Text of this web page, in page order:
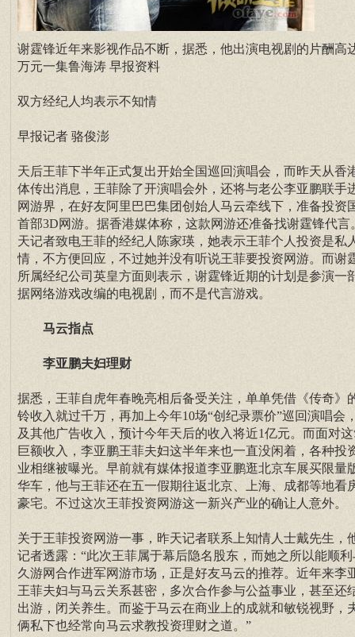
谢霆锋近年来影视作品不断，据悉，他出演电视剧的片酬高
万元一集鲁海涛 早报资料
双方经纪人均表示不知情
早报记者 骆俊澎
天后王菲下半年正式复出开始全国巡回演唱会，而昨天从香
体传出消息，王菲除了开演唱会外，还将与老公李亚鹏联手
网游界，在好友阿里巴巴集团创始人马云牵线下，准备投资
首部3D网游。据香港媒体称，这款网游还准备找谢霆锋代言
天记者致电王菲的经纪人陈家瑛，她表示王菲个人投资是私
情，不方便回应，不过她并没有听说王菲要投资网游。而谢
所属经纪公司英皇方面则表示，谢霆锋近期的计划是参演一
据网络游戏改编的电视剧，而不是代言游戏。
马云指点
李亚鹏夫妇理财
据悉，王菲自虎年春晚亮相后备受关注，单单凭借《传奇》
铃收入就过千万，再加上今年10场“创纪录票价”巡回演唱会
及其他广告收入，预计今年天后的收入将近1亿元。而面对
巨额收入，李亚鹏王菲夫妇这半年来也一直没闲着，各种投
业相继被曝光。早前就有媒体报道李亚鹏逛北京车展买限量
华车，他与王菲还在五一假期往返北京、上海、成都等地看
豪宅。不过这次王菲投资网游这一新兴产业的确让人意外。
关于王菲投资网游一事，昨天记者联系上知情人士戴先生，
记者透露：“此次王菲属于幕后隐名股东，而她之所以能顺利
久游网合作进军网游市场，正是好友马云的推荐。近年来李
王菲夫妇与马云关系甚密，多次合作参与公益事业，甚至还
出游，闭关养生。而鉴于马云在商业上的成就和敏锐视野，
俩私下也经常向马云求教投资理财之道。”